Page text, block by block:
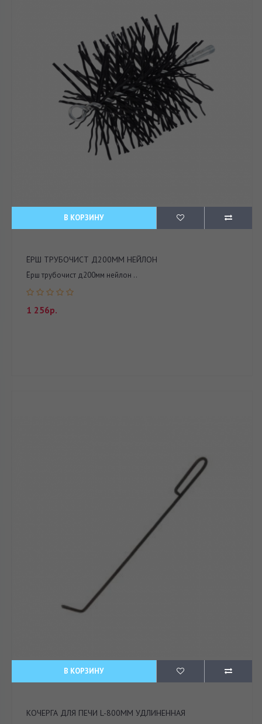
В КОРЗИНУ
ЁРШ ТРУБОЧИСТ Д200ММ НЕЙЛОН
Ёрш трубочист д200мм нейлон ..
1 256р.
В КОРЗИНУ
КОЧЕРГА ДЛЯ ПЕЧИ L-800ММ УДЛИНЕННАЯ